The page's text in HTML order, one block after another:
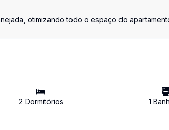
otimizando todo o espaço do
2 Dormitórios 1